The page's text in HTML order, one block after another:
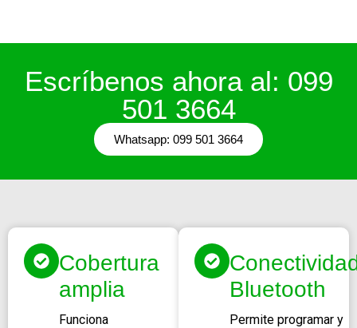
Escríbenos ahora al: 099
501 3664
Whatsapp: 099 501 3664
Cobertura
amplia
Funciona
Bluetooth
Permite programar y